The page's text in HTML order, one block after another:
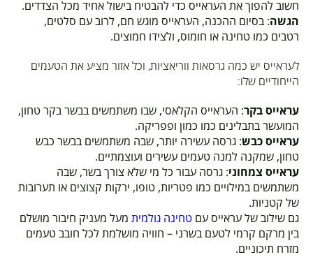
חשוב להפוך את העראייס כדי להבטיח בישול אחיד מכל הצדדים.
הגשה: בסיום ההכנה, העראייס מוגש חם, לרוב עם סלטים,
רטבים כמו טחינה או חומוס, ולצידו חמוצים.
לעראייס יש כמה גרסאות ווריאציות, וכל אזור מציע את הטעמים
הייחודיים שלו:
עראייס בקר: העראייס הקלאסי, שבו משתמשים בבשר בקר טחון,
המועשר בתבלינים כמו כמון ופפריקה.
עראייס כבש: גרסה עשירה יותר, שבה משתמשים בבשר כבש
טחון, שמקנה למנה טעמים עשירים ועוצמתיים.
עראייס צמחוני: גרסה עבור כל מי שלא צורך בשר, שבה
משתמשים במילויים כמו פטריות, טופו, ירקות קצוצים או תערובות
של קטניות.
גם שילוב של עראייס עם טחינה גולמית מעל מעניק חיבור מושלם
בין מרקם קרמי לטעם בשרני – חוויה מושלמת לכל חובב טעמים
מזרח תיכוניים.